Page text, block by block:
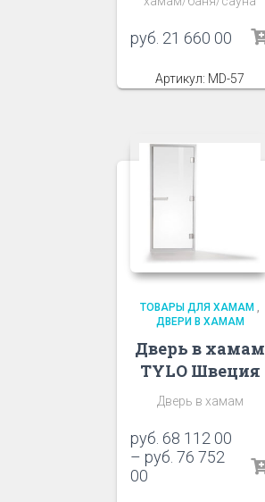
руб. 21 660 00
Артикул: MD-57
ТОВАРЫ ДЛЯ ХАМАМ ,
ДВЕРИ В ХАМАМ
Дверь в хамам
TYLO Швеция
Дверь в хамам
руб. 68 112 00
– руб. 76 752
00